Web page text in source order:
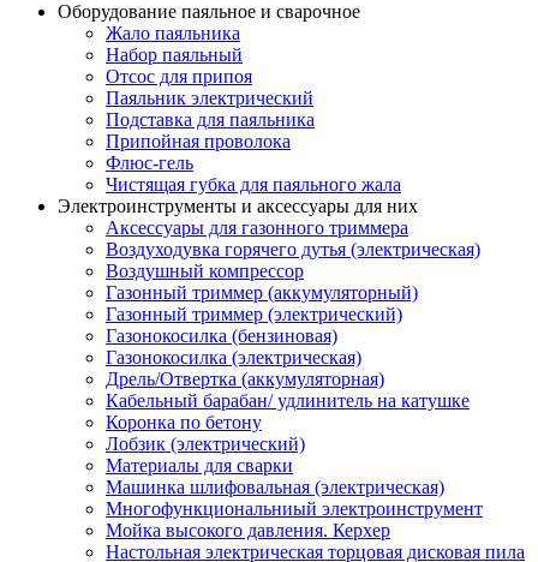
Оборудование паяльное и сварочное
Жало паяльника
Набор паяльный
Отсос для припоя
Паяльник электрический
Подставка для паяльника
Припойная проволока
Флюс-гель
Чистящая губка для паяльного жала
Электроинструменты и аксессуары для них
Аксессуары для газонного триммера
Воздуходувка горячего дутья (электрическая)
Воздушный компрессор
Газонный триммер (аккумуляторный)
Газонный триммер (электрический)
Газонокосилка (бензиновая)
Газонокосилка (электрическая)
Дрель/Отвертка (аккумуляторная)
Кабельный барабан/ удлинитель на катушке
Коронка по бетону
Лобзик (электрический)
Материалы для сварки
Машинка шлифовальная (электрическая)
Многофункциональниый электроинструмент
Мойка высокого давления. Керхер
Настольная электрическая торцовая дисковая пила